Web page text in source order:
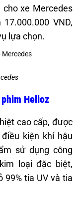
xe Mercedes
VND,
lựa chọn.
Helioz
cao cấp, được
kiện khí hậu
sử dụng công
loại đặc biệt,
99% tia UV và tia